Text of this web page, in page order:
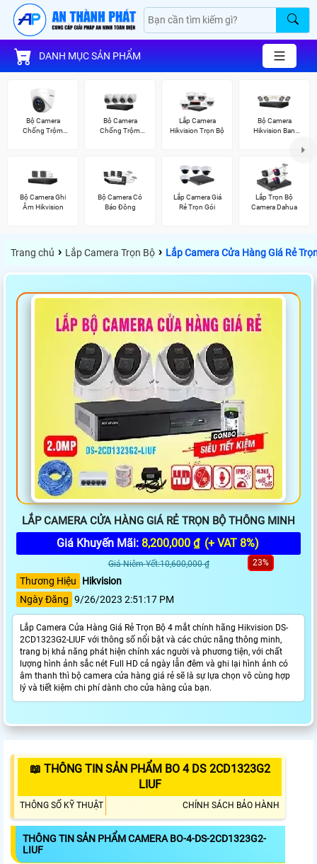
DANH MỤC SẢN PHẨM
Bộ Camera
Chống Trộm
Bô Camera
Chống Trộm
Lắp Camera
Hikvision Trọn Bộ
Bộ Camera
Hikvision Ban
Bộ Camera Ghi
Âm Hikvision
Bộ Camera Có
Báo Đông
Lắp Camera Giá
Rẻ Trọn Gói
Lắp Trọn Bộ
Camera Dahua
Trang chủ › Lắp Camera Trọn Bộ › Lắp Camera Cửa Hàng Giá Rẻ
LẮP CAMERA CỬA HÀNG GIÁ RẺ TRỌN BỘ THÔNG MINH
Giá Khuyến Mãi: 8,200,000 ₫ (+ VAT 8%)
Giá Niêm Yết:10,600,000 ₫ 23%
Thương Hiệu
Hikvision
Ngày Đăng 9/26/2023 2:51:17 PM
Lắp Camera Cửa Hàng Giá Rẻ Trọn Bộ 4 mắt chính hãng Hikvision DS-
2CD1323G2-LIUF với thông số nổi bật và các chức năng thông minh,
trang bị khả năng phát hiện chính xác người và phương tiện, với chất
lượng hình ảnh sắc nét Full HD cả ngày lẫn đêm và ghi lại hình ảnh có
âm thanh thì bộ camera cửa hàng giá rẻ sẽ là sự lựa chọn vô cùng hợp
lý và tiết kiệm chi phí dành cho cửa hàng của bạn.
📖 THÔNG TIN SẢN PHẨM BO 4 DS 2CD1323G2
LIUF
THÔNG SỐ KỸ THUẬT CHÍNH SÁCH BẢO HÀNH
THÔNG TIN SẢN PHẨM CAMERA BO-4-DS-2CD1323G2-
LIUF